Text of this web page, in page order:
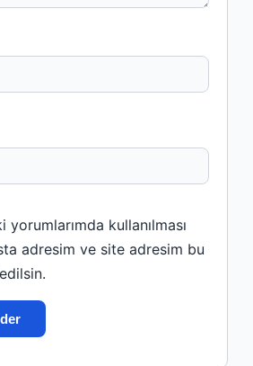
yorumlarımda kullanılması
adresim ve site adresim bu